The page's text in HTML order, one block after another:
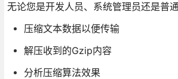
无论您是开发人员、系统管理员还是普
压缩文本数据以便传输
解压收到的Gzip内容
分析压缩算法效果